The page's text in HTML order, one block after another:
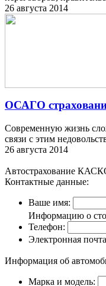
26 августа 2014
ОСАГО
Современную жизнь
связи с этим
26 августа 2014
Автострахование
Контактные данные:
Ваше имя:
Информацию о
Телефон:
Электронная
Информация об
Марка и модель: